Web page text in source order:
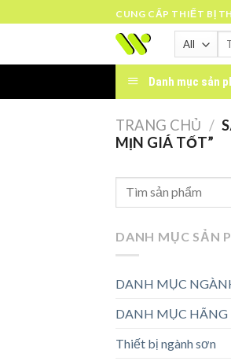
to
CUNG CẤP THIẾT BỊ
Danh mục sản
TRANG CHỦ /
MỊN GIÁ TỐT”
DANH MỤC SẢN
DANH MỤC
DANH MỤC HÃNG
Thiết bị ngành sơn